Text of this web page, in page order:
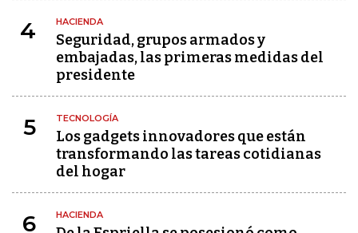
4 HACIENDA
Seguridad, grupos armados y
embajadas, las primeras medidas del
presidente
5 TECNOLOGÍA
Los gadgets innovadores que están
transformando las tareas cotidianas
del hogar
6 HACIENDA